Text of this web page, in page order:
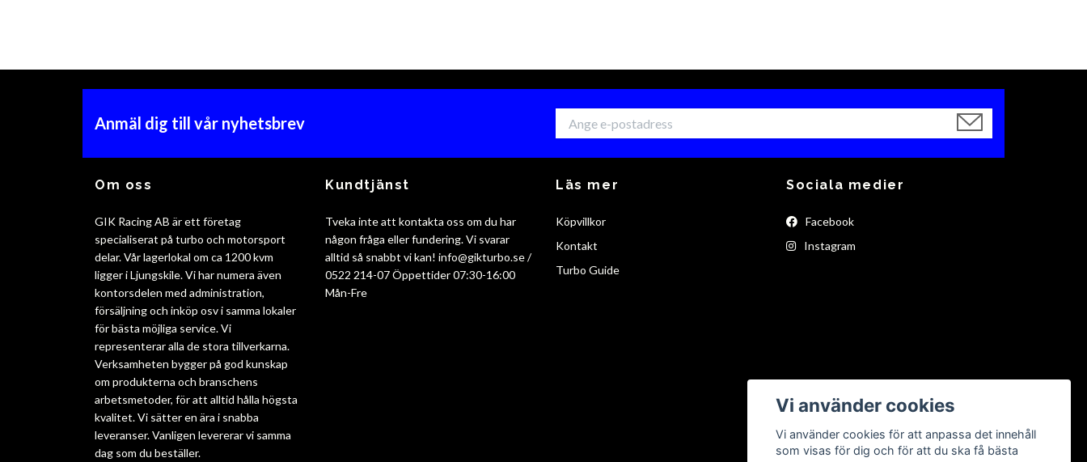
Anmäl dig till vår nyhetsbrev
Om oss
GIK Racing AB är ett företag
specialiserat på turbo och motorsport
delar. Vår lagerlokal om ca 1200 kvm
ligger i Ljungskile. Vi har numera även
kontorsdelen med administration,
försäljning och inköp osv i samma lokaler
för bästa möjliga service. Vi
representerar alla de stora tillverkarna.
Verksamheten bygger på god kunskap
om produkterna och branschens
arbetsmetoder, för att alltid hålla högsta
kvalitet. Vi sätter en ära i snabba
leveranser. Vanligen levererar vi samma
dag som du beställer.
Kundtjänst
Tveka inte att kontakta oss om du har
någon fråga eller fundering. Vi svarar
alltid så snabbt vi kan! info@gikturbo.se/
0522 214-07 Öppettider 07:30-16:00
Mån-Fre
Läs mer
Köpvillkor
Kontakt
Turbo Guide
Sociala medier
Facebook
Instagram
Vi använder cookies
Vi använder cookies för att anpassa det innehåll
som visas för dig och för att du ska få bästa